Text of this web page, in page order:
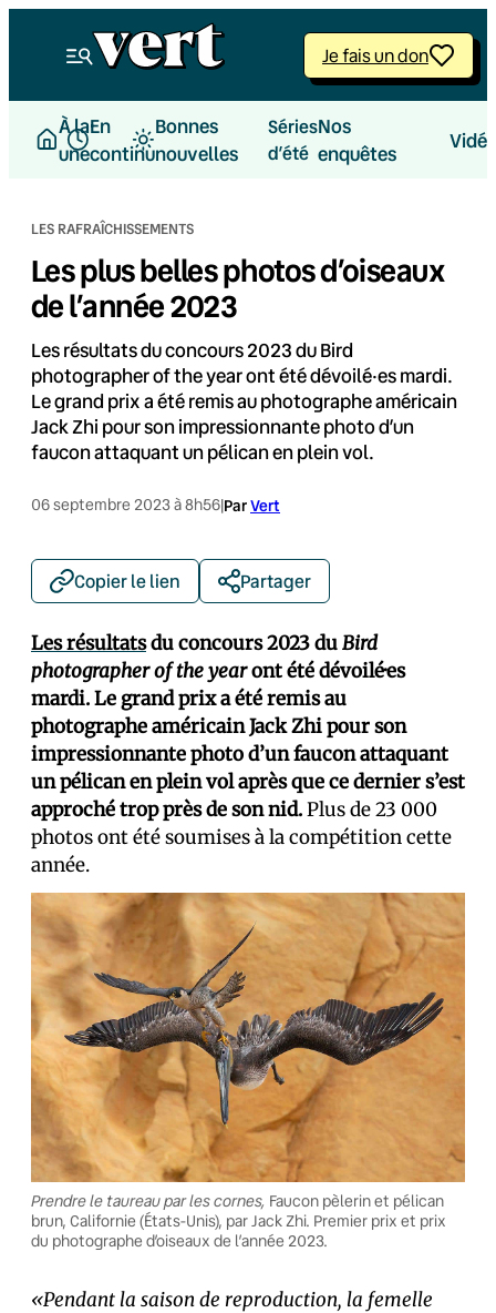
Je fais un don
À la
une
En
continu
Bonnes
nouvelles
Séries
d’été
Nos
enquêtes
LES RAFRAÎCHISSEMENTS
Les plus belles photos d’oiseaux
de l’année 2023
Les résultats du concours 2023 du Bird
photographer of the year ont été dévoilé·es mardi.
Le grand prix a été remis au photographe américain
Jack Zhi pour son impressionnante photo d’un
faucon attaquant un pélican en plein vol.
06 septembre 2023 à 8h56|ParVert
Copier le lien Partager
Les résultatsdu concours 2023 duBird
photographer of the yearont été dévoilé·es
mardi. Le grand prix a été remis au
photographe américain Jack Zhi pour son
impressionnante photo d’un faucon attaquant
un pélican en plein vol après que ce dernier s’est
approché trop près de son nid.Plus de 23 000
photos ont été soumises à la compétition cette
année.
Prendre le taureau par les cornes, Faucon pèlerin et pélican
brun, Californie (États-Unis), par Jack Zhi. Premier prix et prix
du photographe d’oiseaux de l’année 2023.
«Pendant la saison de reproduction, la femelle